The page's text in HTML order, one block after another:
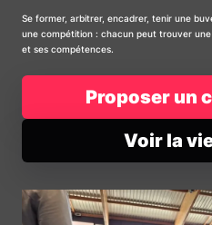
Se former, arbitrer, encadrer, tenir une
une compétition : chacun peut trouver
et ses compétences.
Proposer un
Voir la